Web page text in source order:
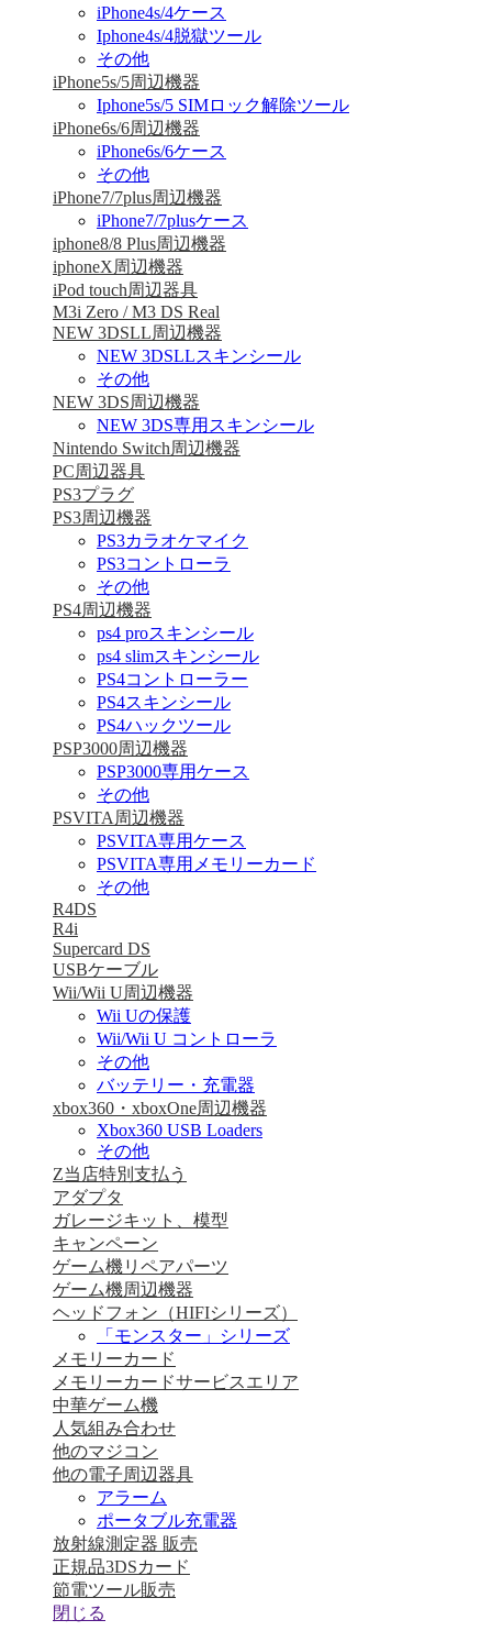
iPhone4s/4ケース
Iphone4s/4脱獄ツール
その他
iPhone5s/5周辺機器
Iphone5s/5 SIMロック解除ツール
iPhone6s/6周辺機器
iPhone6s/6ケース
その他
iPhone7/7plus周辺機器
iPhone7/7plusケース
iphone8/8 Plus周辺機器
iphoneX周辺機器
iPod touch周辺器具
M3i Zero / M3 DS Real
NEW 3DSLL周辺機器
NEW 3DSLLスキンシール
その他
NEW 3DS周辺機器
NEW 3DS専用スキンシール
Nintendo Switch周辺機器
PC周辺器具
PS3プラグ
PS3周辺機器
PS3カラオケマイク
PS3コントローラ
その他
PS4周辺機器
ps4 proスキンシール
ps4 slimスキンシール
PS4コントローラー
PS4スキンシール
PS4ハックツール
PSP3000周辺機器
PSP3000専用ケース
その他
PSVITA周辺機器
PSVITA専用ケース
PSVITA専用メモリーカード
その他
R4DS
R4i
Supercard DS
USBケーブル
Wii/Wii U周辺機器
Wii Uの保護
Wii/Wii U コントローラ
その他
バッテリー・充電器
xbox360・xboxOne周辺機器
Xbox360 USB Loaders
その他
Z当店特別支払う
アダプタ
ガレージキット、模型
キャンペーン
ゲーム機リペアパーツ
ゲーム機周辺機器
ヘッドフォン（HIFIシリーズ）
「モンスター」シリーズ
メモリーカード
メモリーカードサービスエリア
中華ゲーム機
人気組み合わせ
他のマジコン
他の電子周辺器具
アラーム
ポータブル充電器
放射線測定器 販売
正規品3DSカード
節電ツール販売
閉じる